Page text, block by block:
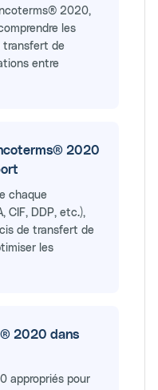
2020,
les
transfert de
entre
2020
chaque
CIF, DDP, etc.),
de transfert de
les
2020 dans
appropriés pour